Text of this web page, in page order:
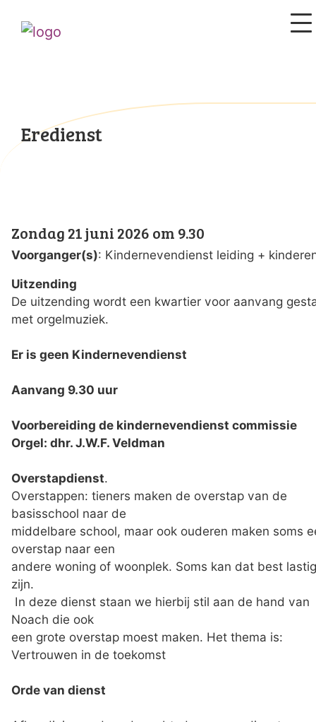
Eredienst
Zondag 21 juni 2026 om 9.30
Voorganger(s): Kindernevendienst leiding +
Uitzending
De uitzending wordt een kwartier voor aanvang
met orgelmuziek.
Er is geen Kindernevendienst
Aanvang 9.30 uur
Voorbereiding de kindernevendienst commissie
Orgel: dhr. J.W.F. Veldman
Overstapdienst.
Overstappen: tieners maken de overstap van de
basisschool naar de
middelbare school, maar ook ouderen maken soms
overstap naar een
andere woning of woonplek. Soms kan dat best lastig
zijn.
In deze dienst staan we hierbij stil aan de hand van
Noach die ook
een grote overstap moest maken. Het thema is:
Vertrouwen in de toekomst
Orde van dienst